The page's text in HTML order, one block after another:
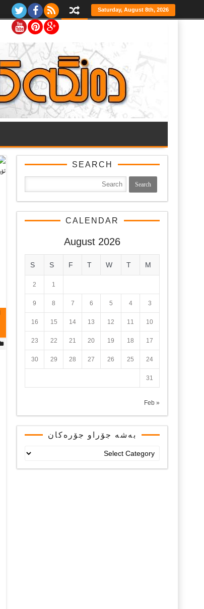
Saturday, August 8th, 2026
SEARCH
CALENDAR
August 2026
M
T
W
T
F
S
S
1
2
3
4
5
6
7
8
9
10
11
12
13
14
15
16
17
18
19
20
21
22
23
24
25
26
27
28
29
30
31
« Feb
بەشە جۆراو جۆرەکان
جۆرەکان